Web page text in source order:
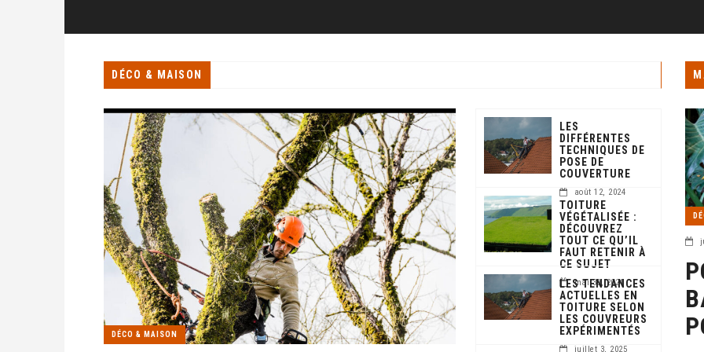
DÉCO & MAISON
DÉCO & MAISON
LES
DIFFÉRENTES
TECHNIQUES DE
POSE DE
COUVERTURE
août 12, 2024
TOITURE
VÉGÉTALISÉE :
DÉCOUVREZ
TOUT CE QU’IL
FAUT RETENIR À
CE SUJET
mai 30, 2024
LES TENDANCES
ACTUELLES EN
TOITURE SELON
LES COUVREURS
EXPÉRIMENTÉS
juillet 3, 2025